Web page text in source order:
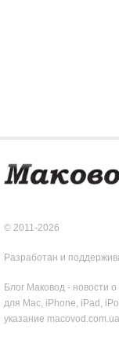
© 2011-2026
Разработан и
Блог Маковод - новости
для Mac, iPhone, iPad,
указание